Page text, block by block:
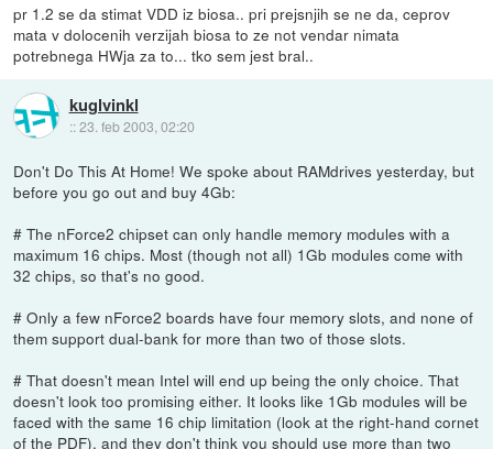
pr 1.2 se da stimat VDD iz biosa.. pri prejsnjih se ne da, ceprov
mata v dolocenih verzijah biosa to ze not vendar nimata
potrebnega HWja za to... tko sem jest bral..
kuglvinkl
::23. feb 2003, 02:20
Don't Do This At Home! We spoke about RAMdrives yesterday, but
before you go out and buy 4Gb:
# The nForce2 chipset can only handle memory modules with a
maximum 16 chips. Most (though not all) 1Gb modules come with
32 chips, so that's no good.
# Only a few nForce2 boards have four memory slots, and none of
them support dual-bank for more than two of those slots.
# That doesn't mean Intel will end up being the only choice. That
doesn't look too promising either. It looks like 1Gb modules will be
faced with the same 16 chip limitation (look at the right-hand cornet
of the PDF), and they don't think you should use more than two